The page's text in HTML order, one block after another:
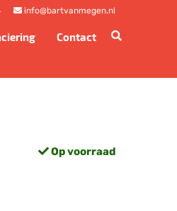
info@bartvanmegen.nl
Contact
Op voorraad